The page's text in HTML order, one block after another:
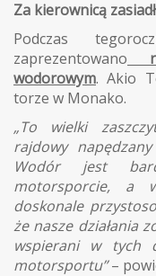
Za kierownicą
Podczas
zaprezentowano
wodorowym. Akio
torze w Monako.
„To wielki
rajdowy
Wodór jest
motorsporcie, a
doskonale
że nasze działania
wspierani w tych
motorsportu”–